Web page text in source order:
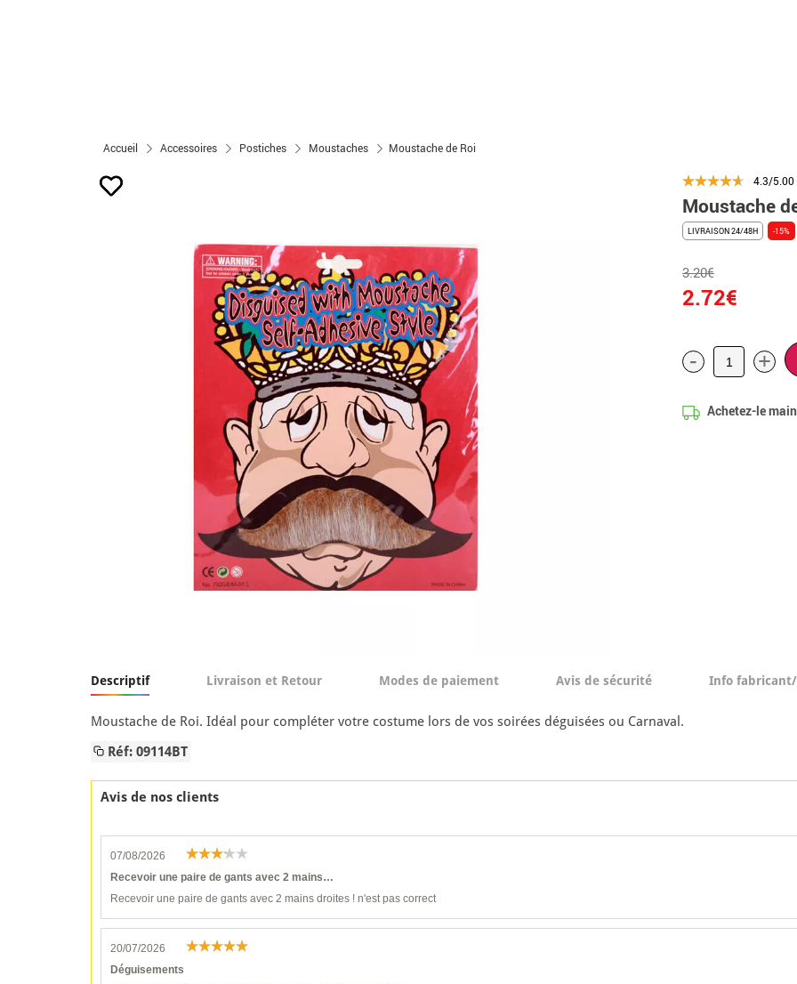
Accueil Accessoires Postiches Moustaches Moustache de Roi
4.3/5.00
Moustache
LIVRAISON 24/48H -15%
3.20€
2.72€
- +
Achetez-le
Descriptif Livraison et Retour Modes de paiement Avis de sécurité Info
Moustache de Roi. Idéal pour compléter votre costume lors de vos soirées déguisées ou Carnaval.
Réf: 09114BT
Avis de nos clients
07/08/2026
Recevoir une paire de gants avec 2 mains…
Recevoir une paire de gants avec 2 mains droites ! n'est pas correct
20/07/2026
Déguisements